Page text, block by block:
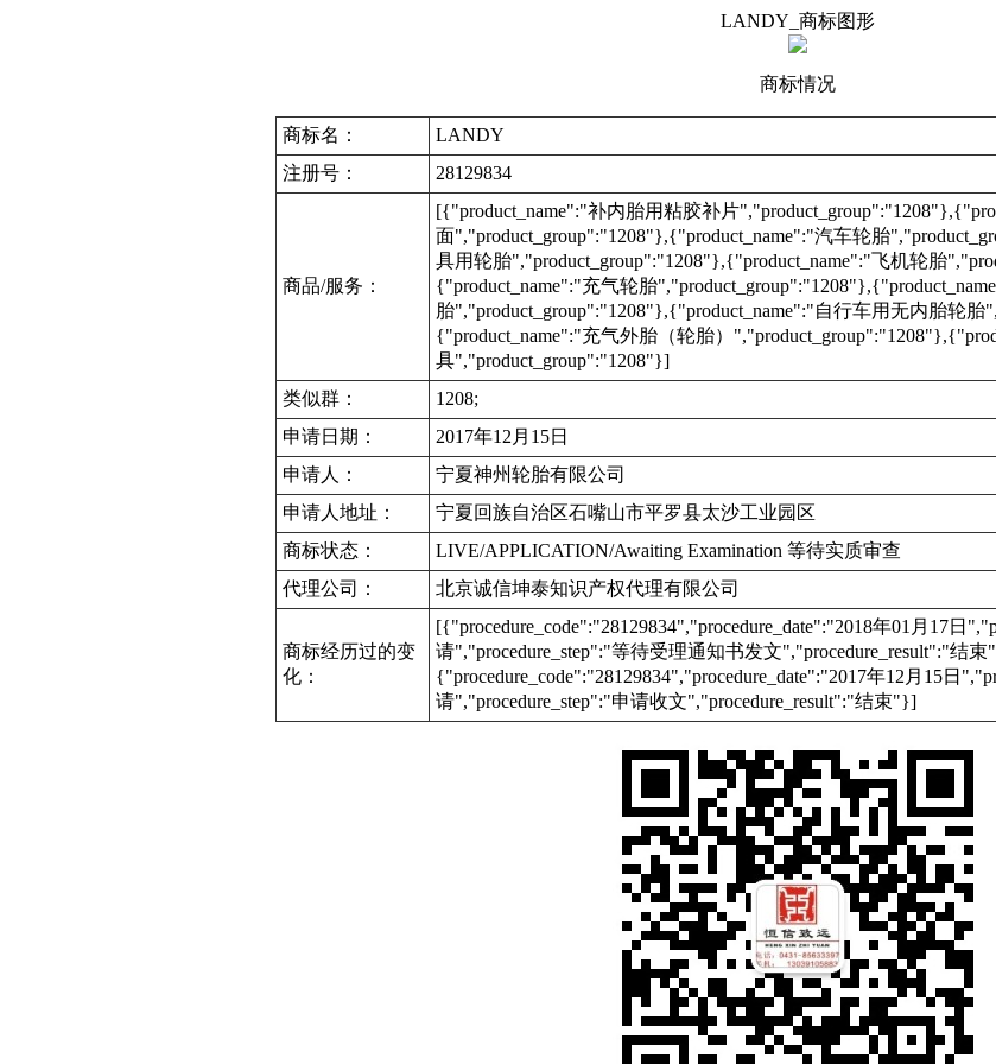
LANDY_商标图形
商标情况
商标名：
LANDY
注册号：
28129834
商品/服务：
[{"product_name":"补内胎用粘胶补片
面","product_group":"1208"},{"product_name":"汽车轮胎
具用轮胎","product_group":"1208"},{"product_name":"飞机轮胎
{"product_name":"充气轮胎
胎","product_group":"1208"},{"product_name":"自行车用无内胎轮胎
{"product_name":"充气外胎（轮胎）
具","product_group":"1208"}]
类似群：
1208;
申请日期：
2017年12月15日
申请人：
宁夏神州轮胎有限公司
申请人地址：
宁夏回族自治区石嘴山市平罗县太沙工业园区
商标状态：
LIVE/APPLICATION/Awaiting Examination 等待实质审查
代理公司：
北京诚信坤泰知识产权代理有限公司
商标经历过的变
化：
[{"procedure_code":"28129834","procedure_date":"2018年01月17日
请","procedure_step":"等待受理通知书发文","procedure_result":"结束
{"procedure_code":"28129834","procedure_date":"2017年12月15日
请","procedure_step":"申请收文","procedure_result":"结束"}]